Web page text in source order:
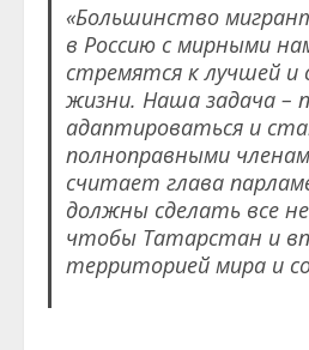
«Большинство
в Россию с мирными
стремятся к лучшей и
жизни. Наша задача –
адаптироваться и
полноправными
считает глава
должны сделать все
чтобы Татарстан и
территорией мира и